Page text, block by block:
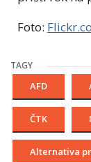
Foto:
TAGY
AFD
ČTK
Alternativa